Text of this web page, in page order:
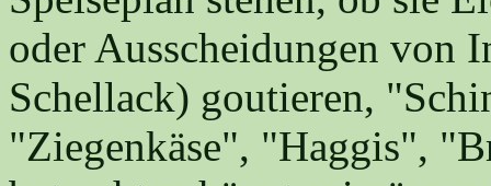
oder Ausscheidungen von
Schellack) goutieren,
"Ziegenkäse", "Haggis",